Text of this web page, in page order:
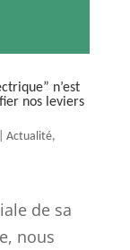
n’est
nos leviers
Actualité,
de sa
nous